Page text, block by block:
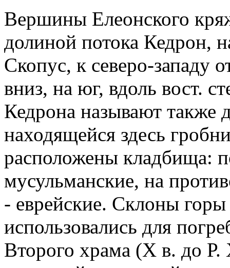
Вершины Елеонского
долиной потока Кедрон,
Скопус, к северо-западу
вниз, на юг, вдоль вост.
Кедрона называют также
находящейся здесь
расположены кладбища:
мусульманские, на
- еврейские. Склоны
использовались для
Второго храма (Х в. до Р.